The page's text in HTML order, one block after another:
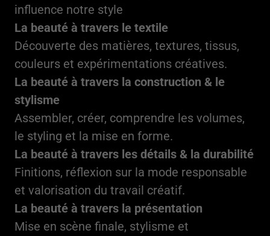
influence notre style
La beauté à travers le textile
Découverte des matières, textures, tissus,
couleurs et expérimentations créatives.
La beauté à travers la construction & le
stylisme
Assembler, créer, comprendre les volumes,
le styling et la mise en forme.
La beauté à travers les détails & la durabilité
Finitions, réflexion sur la mode responsable
et valorisation du travail créatif.
La beauté à travers la présentation
Mise en scène finale, stylisme et